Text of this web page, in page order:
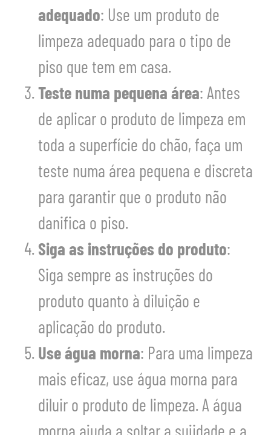
adequado: Use um produto de
limpeza adequado para o tipo de
piso que tem em casa.
Teste numa pequena área: Antes
de aplicar o produto de limpeza em
toda a superfície do chão, faça um
teste numa área pequena e discreta
para garantir que o produto não
danifica o piso.
Siga as instruções do produto:
Siga sempre as instruções do
produto quanto à diluição e
aplicação do produto.
Use água morna: Para uma limpeza
mais eficaz, use água morna para
diluir o produto de limpeza. A água